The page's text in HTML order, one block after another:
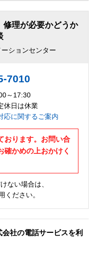
修理が必要かどうか
ションセンター
7010
～17:30
休日は休業
応に関するご案内
おります。お問い合
確かめの上おかけく
ない場合は、
ください。
会社の電話サービスを利